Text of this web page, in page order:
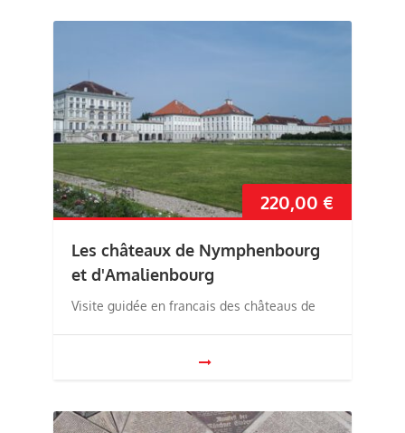
220,00 €
Les châteaux de Nymphenbourg
et d'Amalienbourg
Visite guidée en francais des châteaus de